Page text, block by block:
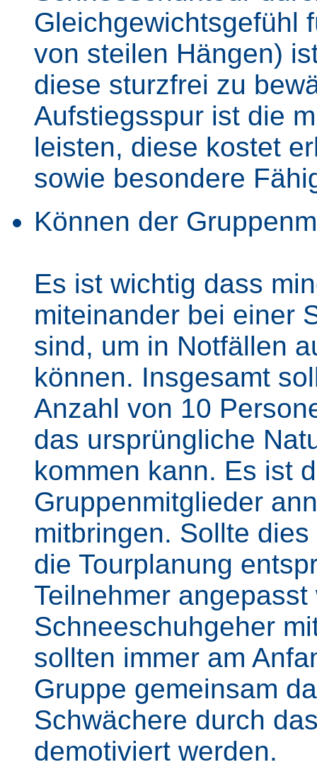
Gleichgewichtsgefühl
von steilen Hängen)
diese sturzfrei zu
Aufstiegsspur ist die
leisten, diese kostet
sowie besondere
Können der
Es ist wichtig dass
miteinander bei einer
sind, um in Notfällen
können. Insgesamt
Anzahl von 10
das ursprüngliche
kommen kann. Es ist
Gruppenmitglieder
mitbringen. Sollte
die Tourplanung
Teilnehmer
Schneeschuhgeher
sollten immer am
Gruppe gemeinsam
Schwächere durch
demotiviert werden.